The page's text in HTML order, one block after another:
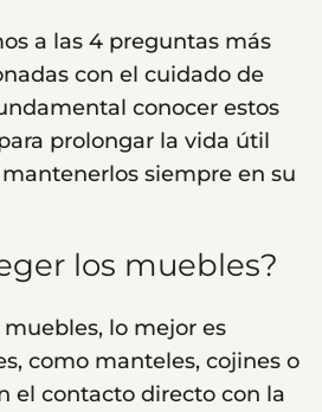
a las 4 preguntas más
con el cuidado de
conocer estos
prolongar la vida útil
siempre en su
los muebles?
lo mejor es
como manteles, cojines o
el contacto directo con la